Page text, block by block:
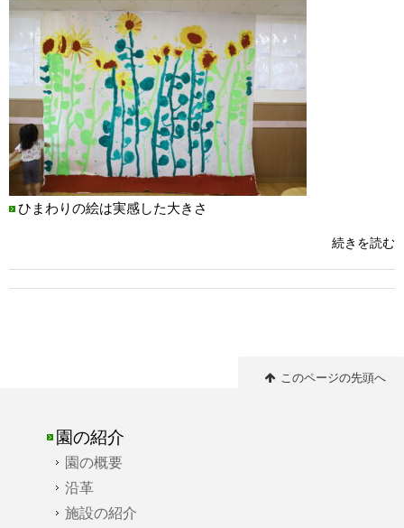
ひまわりの絵は実感した大きさ
続きを読む
このページの先頭へ
園の紹介
園の概要
沿革
施設の紹介